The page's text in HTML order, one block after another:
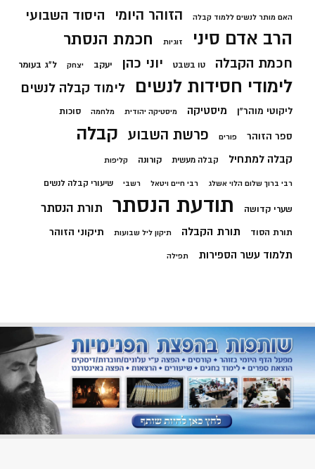
האם מותר לנשים ללמוד קבלה הזוהר היומי היסוד השבועי
הרב אדם סיני זוגיות חכמת הנסתר
חכמת הקבלה טו בשבט יוני כהן יעקב יצחק ל"ג בעומר
לימודי חסידות לנשים לימוד קבלה לנשים
ליקוטי מוהר"ן מיסטיקה מיסטיקה יהודית מלחמה סוכות
ספר הזוהר פורים פרשת השבוע קבלה
קבלה למתחיל קבלה מעשית קורונה קליפות
רבי ברוך שלום הלוי אשלג רבי חיים ויטאל רשבי שיעורי קבלה לנשים
שערי קדושה תודעת הנסתר תורת הנסתר
תורת הסוד תורת הקבלה תיקון ליל שבועות תיקוני הזוהר
תלמוד עשר הספירות תפילה